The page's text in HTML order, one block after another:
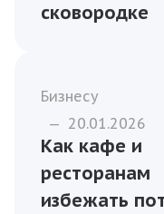
сковородке
Бизнесу
— 20.01.2026
Как кафе и
ресторанам
избежать